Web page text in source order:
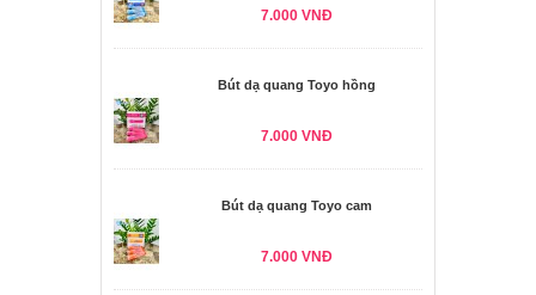
7.000 VNĐ
Bút dạ quang Toyo hồng
7.000 VNĐ
Bút dạ quang Toyo cam
7.000 VNĐ